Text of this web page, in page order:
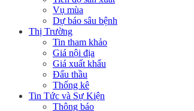
Vụ mùa
Dự báo sâu bệnh
Thị Trường
Tin tham khảo
Giá nội địa
Giá xuất khẩu
Đấu thầu
Thống kê
Tin Tức và Sự Kiện
Thông báo